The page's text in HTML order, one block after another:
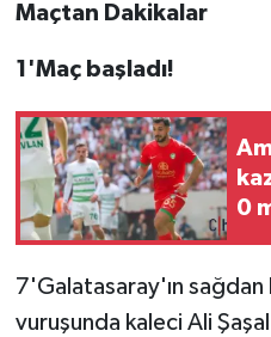
Maçtan Dakikalar
1'Maç başladı!
0
7'Galatasaray'ın sağdan
vuruşunda kaleci Ali
SİYASET
SPOR
TARİH